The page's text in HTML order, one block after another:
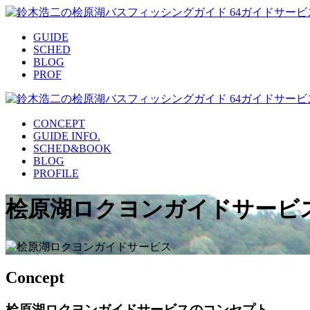
GUIDE
SCHED
BLOG
PROF
CONCEPT
GUIDE INFO.
SCHED&BOOK
BLOG
PROFILE
桧原湖ロクヨンガイドサービ
Concept